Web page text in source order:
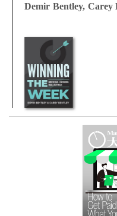
Demir Bentley, Carey